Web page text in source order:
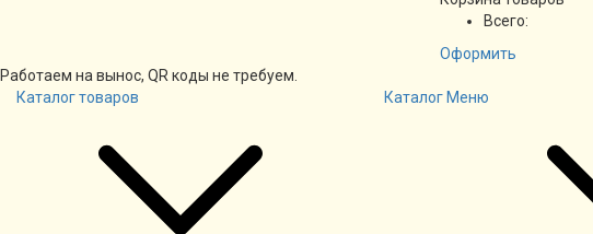
Всего:
Оформить
Работаем на вынос, QR коды не требуем.
Каталог товаров
Каталог Меню